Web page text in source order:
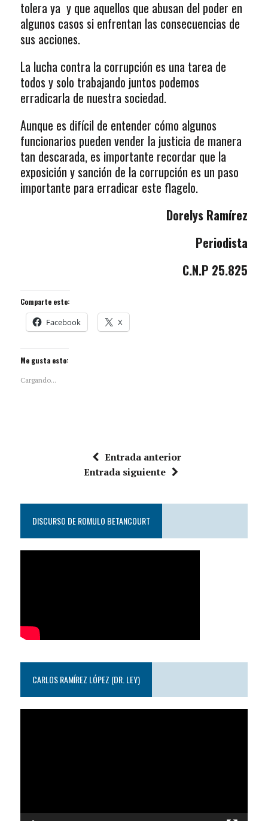
tolera ya y que aquellos que abusan del poder en
algunos casos si enfrentan las consecuencias de
sus acciones.
La lucha contra la corrupción es una tarea de
todos y solo trabajando juntos podemos
erradicarla de nuestra sociedad.
Aunque es difícil de entender cómo algunos
funcionarios pueden vender la justicia de manera
tan descarada, es importante recordar que la
exposición y sanción de la corrupción es un paso
importante para erradicar este flagelo.
Dorelys Ramírez
Periodista
C.N.P 25.825
Comparte esto:
Facebook X
Me gusta esto:
Cargando...
Entrada anterior
Entrada siguiente
DISCURSO DE ROMULO BETANCOURT
CARLOS RAMÍREZ LÓPEZ (DR. LEY)